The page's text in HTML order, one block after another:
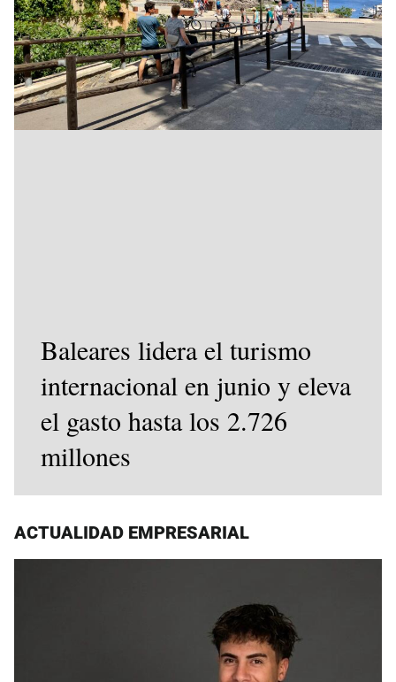
Baleares lidera el turismo
internacional en junio y eleva
el gasto hasta los 2.726
millones
ACTUALIDAD EMPRESARIAL